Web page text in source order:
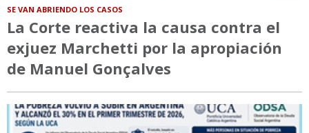
SE VAN ABRIENDO LOS CASOS
La Corte reactiva la causa contra el
exjuez Marchetti por la apropiación
de Manuel Gonçalves